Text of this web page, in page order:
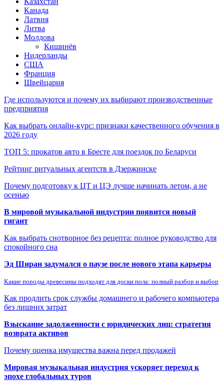
Канада
Латвия
Литва
Молдова
Кишинёв
Нидерланды
США
Франция
Швейцария
Где используются и почему их выбирают производственные
предприятия
Как выбрать онлайн-курс: признаки качественного обучения в
2026 году
ТОП 5: прокатов авто в Бресте для поездок по Беларуси
Рейтинг ритуальных агентств в Дзержинске
Почему подготовку к ЦТ и ЦЭ лучше начинать летом, а не
осенью
В мировой музыкальной индустрии появится новый
гигант
Как выбрать снотворное без рецепта: полное руководство для
спокойного сна
Эд Ширан задумался о паузе после нового этапа карьеры
Какие породы древесины подходят для доски пола: полный разбор и выбор
Как продлить срок службы домашнего и рабочего компьютера
без лишних затрат
Взыскание задолженности с юридических лиц: стратегия
возврата активов
Почему оценка имущества важна перед продажей
Мировая музыкальная индустрия ускоряет переход к
эпохе глобальных туров